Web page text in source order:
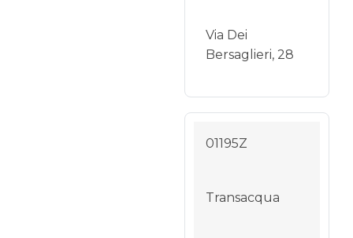
Via Dei
Bersaglieri, 28
01195Z
Transacqua